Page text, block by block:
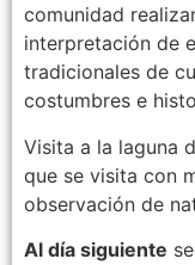
comunidad
interpretación de
tradicionales de
costumbres e
Visita a la laguna
que se visita con
observación de
Al día siguiente